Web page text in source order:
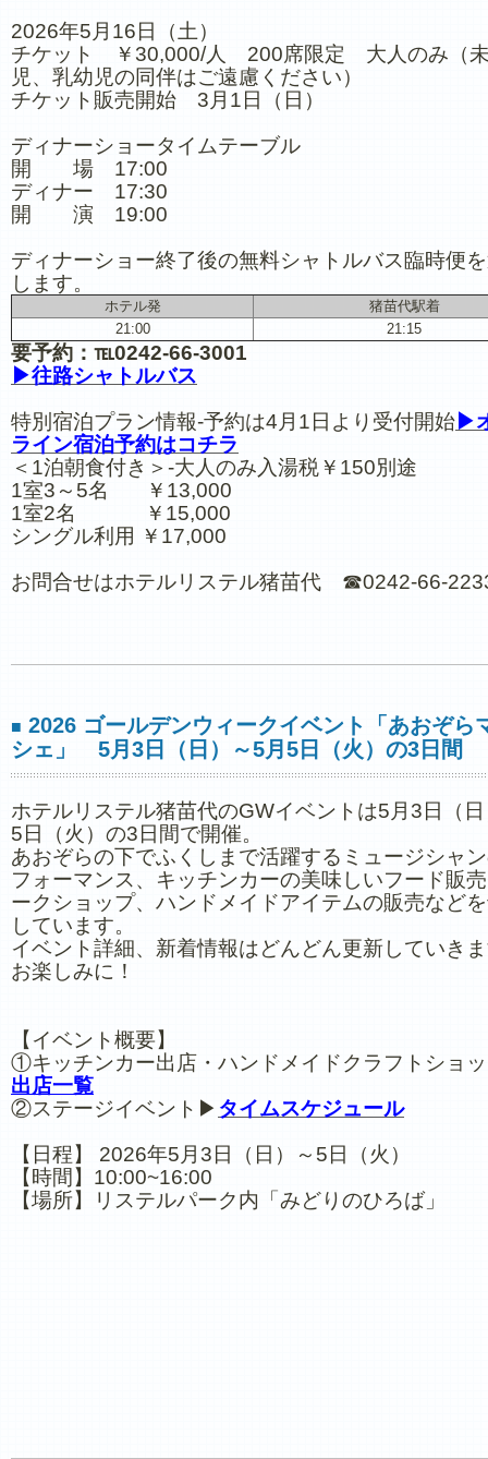
2026年5月16日（土）
チケット ￥30,000/人 200席限定 大人のみ（
児、乳幼児の同伴はご遠慮ください）
チケット販売開始 3月1日（日）
ディナーショータイムテーブル
開 場 17:00
ディナー 17:30
開 演 19:00
ディナーショー終了後の無料シャトルバス臨時便
します。
ホテル発
猪苗代駅着
21:00
21:15
要予約：℡0242-66-3001
▶往路シャトルバス
特別宿泊プラン情報-予約は4月1日より受付開始 ▶
ライン宿泊予約はコチラ
＜1泊朝食付き＞-大人のみ入湯税￥150別途
1室3～5名 ￥13,000
1室2名 ￥15,000
シングル利用 ￥17,000
お問合せはホテルリステル猪苗代 ☎0242-66-
■ 2026 ゴールデンウィークイベント「あおぞら
シェ」 5月3日（日）～5月5日（火）の3日間
ホテルリステル猪苗代のGWイベントは5月3日（
5日（火）の3日間で開催。
あおぞらの下でふくしまで活躍するミュージシャ
フォーマンス、キッチンカーの美味しいフード販
ークショップ、ハンドメイドアイテムの販売など
しています。
イベント詳細、新着情報はどんどん更新していき
お楽しみに！
【イベント概要】
①キッチンカー出店・ハンドメイドクラフトショ
出店一覧
②ステージイベント▶ タイムスケジュール
【日程】 2026年5月3日（日）～5日（火）
【時間】10:00~16:00
【場所】リステルパーク内「みどりのひろば」